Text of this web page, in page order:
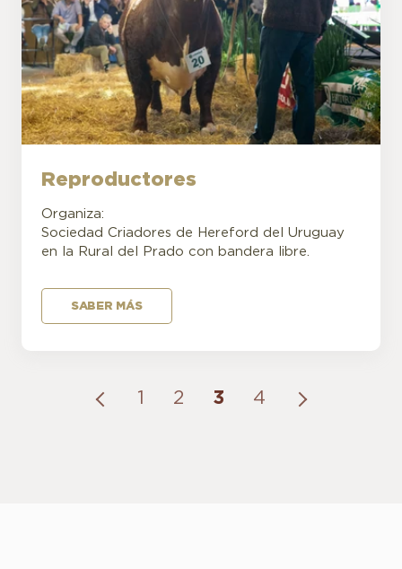
Reproductores
Organiza:
Sociedad Criadores de Hereford del Uruguay
en la Rural del Prado con bandera libre.
SABER MÁS
1 2 3 4